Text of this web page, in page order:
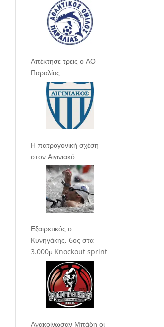
Απέκτησε τρεις ο ΑΟ
Παραλίας
Η πατρογονική σχέση
στον Αιγινιακό
Εξαιρετικός ο
Κυνηγάκης, 6ος στα
3.000μ Knockout sprint
Ανακοίνωσαν Μπάδη οι